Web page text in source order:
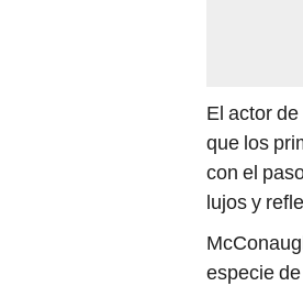
El actor de
que los
con el
lujos y
especie